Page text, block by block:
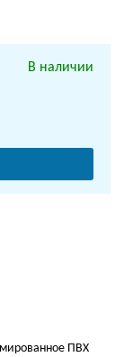
В наличии
ПВХ